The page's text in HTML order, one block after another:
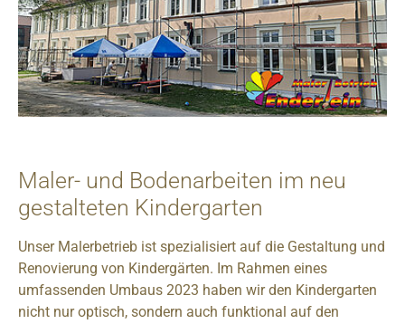
Maler- und Bodenarbeiten im neu
gestalteten Kindergarten
Unser Malerbetrieb ist spezialisiert auf die Gestaltung und
Renovierung von Kindergärten. Im Rahmen eines
umfassenden Umbaus 2023 haben wir den Kindergarten
nicht nur optisch, sondern auch funktional auf den